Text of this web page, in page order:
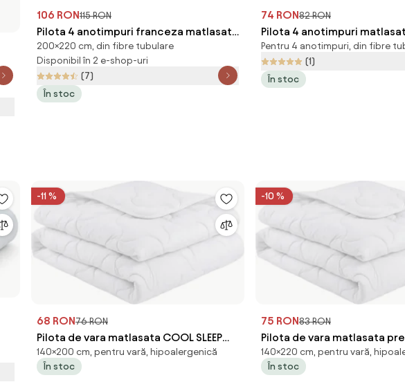
106 RON115 RON
Pilota 4 anotimpuri franceza matlasata
200x220 cm
200×220 cm, din fibre tubulare
Disponibil în 2 e-shop-uri
(7)
În stoc
74 RON82 RON
Pilota 4 anotimpuri
cm
Pentru 4 anotimpuri, din fibre
(1)
În stoc
-11 %
68 RON76 RON
Pilota de vara matlasata COOL SLEEP
140x200 cm
140×200 cm, pentru vară, hipoalergenică
În stoc
-10 %
75 RON83 RON
Pilota de vara matlasata
COOL SLEEP 140x220 cm
140×220 cm, pentru vară,
În stoc